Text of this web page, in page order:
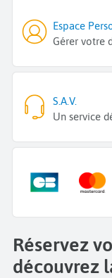
Espace
Gérer votre
S.A.V.
Un service
Réservez
découvrez